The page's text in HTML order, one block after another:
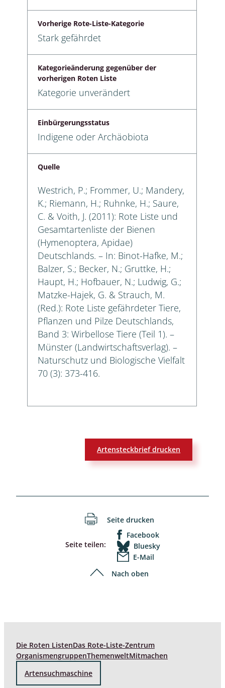
Vorherige Rote-Liste-Kategorie
Stark gefährdet
Kategorieänderung gegenüber der
vorherigen Roten Liste
Kategorie unverändert
Einbürgerungsstatus
Indigene oder Archäobiota
Quelle
Westrich, P.; Frommer, U.; Mandery,
K.; Riemann, H.; Ruhnke, H.; Saure,
C. & Voith, J. (2011): Rote Liste und
Gesamtartenliste der Bienen
(Hymenoptera, Apidae)
Deutschlands. – In: Binot-Hafke, M.;
Balzer, S.; Becker, N.; Gruttke, H.;
Haupt, H.; Hofbauer, N.; Ludwig, G.;
Matzke-Hajek, G. & Strauch, M.
(Red.): Rote Liste gefährdeter Tiere,
Pflanzen und Pilze Deutschlands,
Band 3: Wirbellose Tiere (Teil 1). –
Münster (Landwirtschaftsverlag). –
Naturschutz und Biologische Vielfalt
70 (3): 373-416.
Artensteckbrief drucken
Seite drucken
Seite teilen:
Facebook
Bluesky
E-Mail
Nach oben
Die Roten ListenDas Rote-Liste-Zentrum
OrganismengruppenThemenweltMitmachen
Artensuchmaschine